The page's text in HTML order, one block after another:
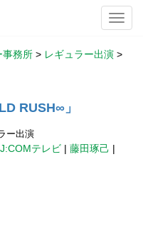
事務所 > レギュラー出演 >
RUSH∞」
ー出演
J:COMテレビ | 藤田琢己 |